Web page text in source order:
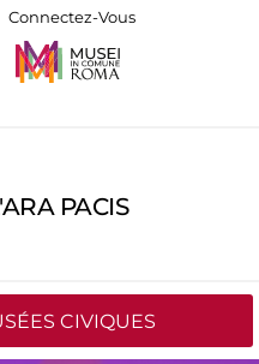
Connectez-Vous
PACIS
CIVIQUES